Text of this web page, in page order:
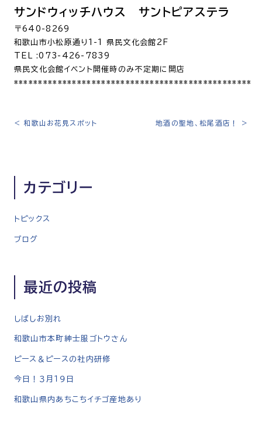
サンドウィッチハウス サントピアステラ
〒640-8269
和歌山市小松原通り1-1 県民文化会館2F
TEL :073-426-7839
県民文化会館イベント開催時のみ不定期に開店
*************************************************
投
ゲ
シ
ン
< 和歌山お花見スポット 地酒の聖地、松尾酒店！ >
カテゴリー
トピックス
ブログ
最近の投稿
しばしお別れ
和歌山市本町紳士服ゴトウさん
ピース＆ピースの社内研修
今日！３月１９日
和歌山県内あちこちイチゴ産地あり